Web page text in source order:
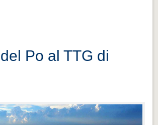
Po al TTG di